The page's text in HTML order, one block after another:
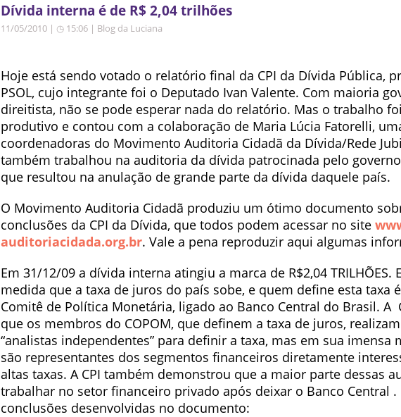
Dívida interna é de R$ 2,04 trilhões
11/05/2010 | ◷ 15:06 | Blog da Luciana
Hoje está sendo votado o relatório final da CPI da Dívida Pública,
PSOL, cujo integrante foi o Deputado Ivan Valente. Com maioria
direitista, não se pode esperar nada do relatório. Mas o trabalho
produtivo e contou com a colaboração de Maria Lúcia Fatorelli,
coordenadoras do Movimento Auditoria Cidadã da Dívida/Rede
também trabalhou na auditoria da dívida patrocinada pelo
que resultou na anulação de grande parte da dívida daquele país.
O Movimento Auditoria Cidadã produziu um ótimo documento
conclusões da CPI da Dívida, que todos podem acessar no site
auditoriacidada.org.br. Vale a pena reproduzir aqui algumas
Em 31/12/09 a dívida interna atingiu a marca de R$2,04 TRILHÕES.
medida que a taxa de juros do país sobe, e quem define esta taxa
Comitê de Política Monetária, ligado ao Banco Central do Brasil. A
que os membros do COPOM, que definem a taxa de juros,
“analistas independentes” para definir a taxa, mas em sua imensa
são representantes dos segmentos financeiros diretamente
altas taxas. A CPI também demonstrou que a maior parte dessas
trabalhar no setor financeiro privado após deixar o Banco Central .
conclusões desenvolvidas no documento: